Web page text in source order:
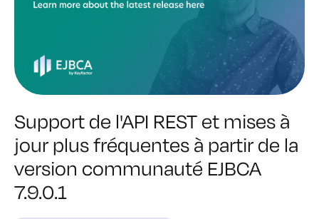
Support de l'API REST et mises à
jour plus fréquentes à partir de la
version communauté EJBCA
7.9.0.1